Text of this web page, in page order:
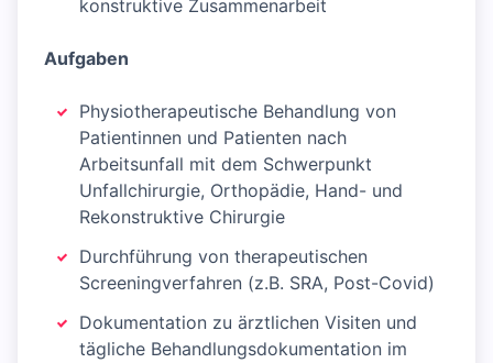
konstruktive Zusammenarbeit
Aufgaben
Physiotherapeutische Behandlung von
Patientinnen und Patienten nach
Arbeitsunfall mit dem Schwerpunkt
Unfallchirurgie, Orthopädie, Hand- und
Rekonstruktive Chirurgie
Durchführung von therapeutischen
Screeningverfahren (z.B. SRA, Post-Covid)
Dokumentation zu ärztlichen Visiten und
tägliche Behandlungsdokumentation im